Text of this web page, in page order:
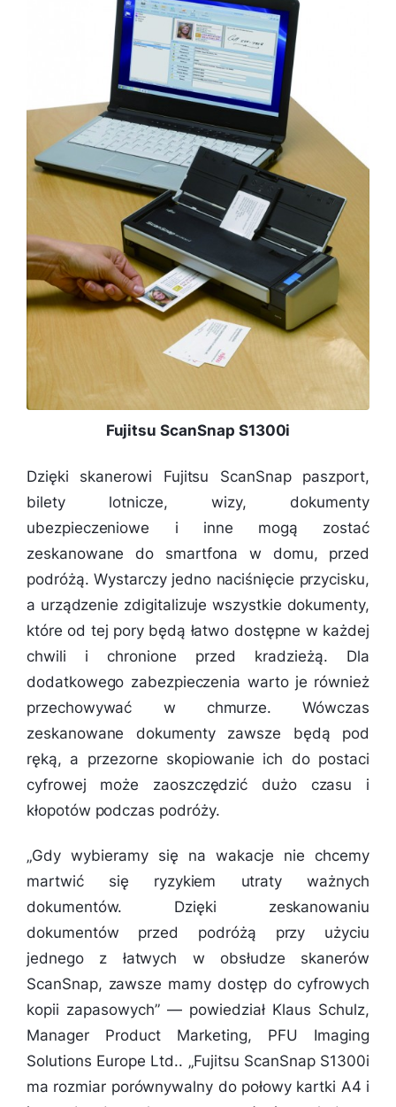
Fujitsu ScanSnap S1300i
Dzięki skanerowi Fujitsu ScanSnap paszport,
bilety lotnicze, wizy, dokumenty
ubezpieczeniowe i inne mogą zostać
zeskanowane do smartfona w domu, przed
podróżą. Wystarczy jedno naciśnięcie przycisku,
a urządzenie zdigitalizuje wszystkie dokumenty,
które od tej pory będą łatwo dostępne w każdej
chwili i chronione przed kradzieżą. Dla
dodatkowego zabezpieczenia warto je również
przechowywać w chmurze. Wówczas
zeskanowane dokumenty zawsze będą pod
ręką, a przezorne skopiowanie ich do postaci
cyfrowej może zaoszczędzić dużo czasu i
kłopotów podczas podróży.
„Gdy wybieramy się na wakacje nie chcemy
martwić się ryzykiem utraty ważnych
dokumentów. Dzięki zeskanowaniu
dokumentów przed podróżą przy użyciu
jednego z łatwych w obsłudze skanerów
ScanSnap, zawsze mamy dostęp do cyfrowych
kopii zapasowych” — powiedział Klaus Schulz,
Manager Product Marketing, PFU Imaging
Solutions Europe Ltd.. „Fujitsu ScanSnap S1300i
ma rozmiar porównywalny do połowy kartki A4 i